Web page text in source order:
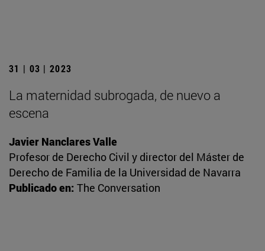
31 | 03 | 2023
La maternidad subrogada, de nuevo a
escena
Javier Nanclares Valle
Profesor de Derecho Civil y director del Máster de
Derecho de Familia de la Universidad de Navarra
Publicado en: The Conversation